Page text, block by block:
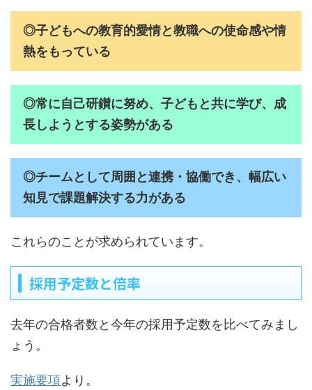
◎子どもへの教育的愛情と教職への使命感や情
熱をもっている
◎常に自己研鑚に努め、子どもと共に学び、成
長しようとする姿勢がある
◎チームとして周囲と連携・協働でき、幅広い
知見で課題解決する力がある
これらのことが求められています。
採用予定数と倍率
去年の合格者数と今年の採用予定数を比べてみまし
ょう。
実施要項より。